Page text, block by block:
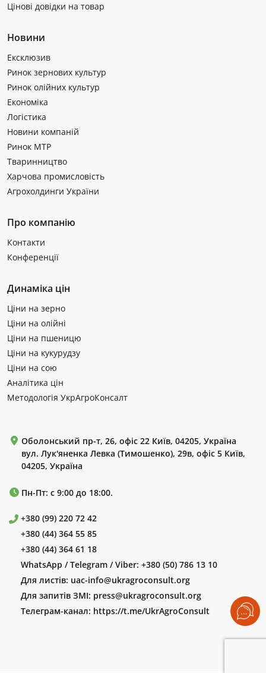
Цінові довідки на товар
Новини
Ексклюзив
Ринок зернових культур
Ринок олійних культур
Економіка
Логістика
Новини компаній
Ринок МТР
Тваринництво
Харчова промисловість
Агрохолдинги України
Про компанію
Контакти
Конференції
Динаміка цін
Ціни на зерно
Ціни на олійні
Ціни на пшеницю
Ціни на кукурудзу
Ціни на сою
Аналітика цін
Методологія УкрАгроКонсалт
Оболонський пр-т, 26, офіс 22 Київ, 04205, Україна
вул. Лук'яненка Левка (Тимошенко), 29в, офіс 5 Київ,
04205, Україна
Пн-Пт: с 9:00 до 18:00.
+380 (99) 220 72 42
+380 (44) 364 55 85
+380 (44) 364 61 18
WhatsApp / Telegram / Viber: +380 (50) 786 13 10
Для листів: uac-info@ukragroconsult.org
Для запитів ЗМІ: press@ukragroconsult.org
Телеграм-канал: https://t.me/UkrAgroConsult